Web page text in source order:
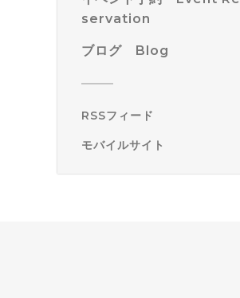
servation
ブログ Blog
RSSフィード
モバイルサイト